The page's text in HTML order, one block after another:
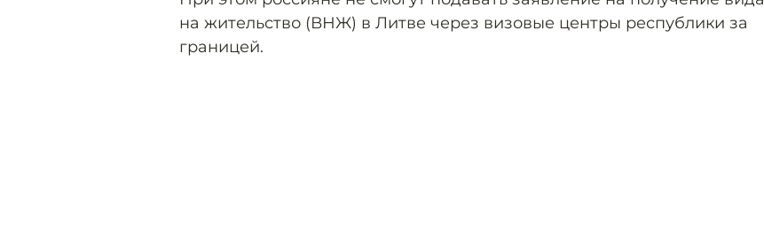
на жительство (ВНЖ) в Литве через визовые центры республики за
границей.